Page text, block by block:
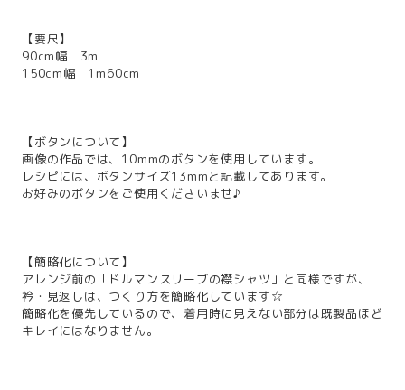
【要尺】
90cm幅 3m
150cm幅 1m60cm
【ボタンについて】
画像の作品では、10mmのボタンを使用しています。
レシピには、ボタンサイズ13mmと記載してあります。
お好みのボタンをご使用くださいませ♪
【簡略化について】
アレンジ前の「ドルマンスリーブの襟シャツ」と同様ですが、
衿・見返しは、つくり方を簡略化しています☆
簡略化を優先しているので、着用時に見えない部分は既製品ほど
キレイにはなりません。